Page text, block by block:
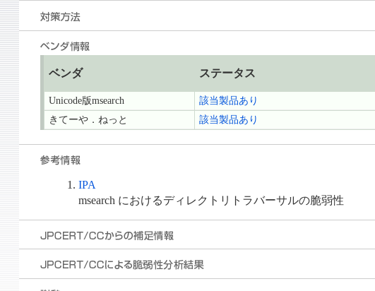
ベンダ ステータス
Unicode版msearch 該当製品あり
きてーや．ねっと
該当製品あり
IPA
msearch におけるディレクトリトラバーサルの脆弱性